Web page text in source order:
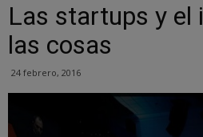
Las startups y el
las cosas
24 febrero, 2016